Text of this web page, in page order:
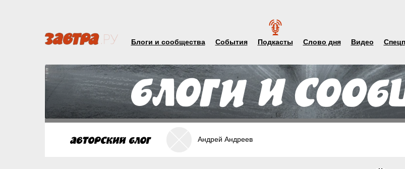
Блоги и сообщества События Подкасты Слово дня Видео
Андрей Андреев